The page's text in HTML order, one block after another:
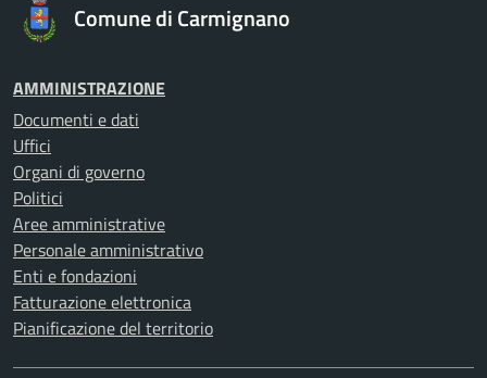
Comune di Carmignano
AMMINISTRAZIONE
Documenti e dati
Uffici
Organi di governo
Politici
Aree amministrative
Personale amministrativo
Enti e fondazioni
Fatturazione elettronica
Pianificazione del territorio